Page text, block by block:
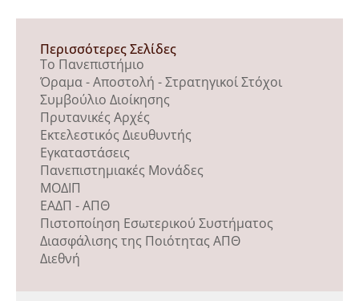
Περισσότερες Σελίδες
Το Πανεπιστήμιο
Όραμα - Αποστολή - Στρατηγικοί Στόχοι
Συμβούλιο Διοίκησης
Πρυτανικές Αρχές
Εκτελεστικός Διευθυντής
Εγκαταστάσεις
Πανεπιστημιακές Μονάδες
ΜΟΔΙΠ
ΕΑΔΠ - ΑΠΘ
Πιστοποίηση Εσωτερικού Συστήματος
Διασφάλισης της Ποιότητας ΑΠΘ
Διεθνή